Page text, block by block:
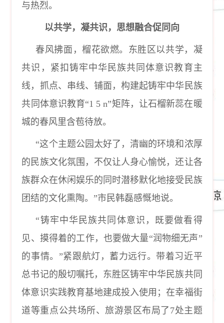
与热烈。
以共学，凝共识，思想融合促同向
春风拂面，榴花欲燃。东胜区以共学，凝
共识，紧扣铸牢中华民族共同体意识教育主
线，抓点、串线、铺面，构建起铸牢中华民族
共同体意识教育“1 5 n”矩阵，让石榴新蕊在暖
城的春风里含苞待放。
“这个主题公园太好了，清幽的环境和浓厚
的民族文化氛围，不仅让人身心愉悦，还让各
族群众在休闲娱乐的同时潜移默化地接受民族
团结的文化熏陶。”市民韩磊感慨地说。
“铸牢中华民族共同体意识，既要做看得
见、摸得着的工作，也要做大量“润物细无声”
的事情。”紧跟航灯，蓄力远行。带着习近平
总书记的殷切嘱托，东胜区铸牢中华民族共同
体意识实践教育基地建成投入使用；在幸福街
道等重点公共场所、旅游景区布局了7处主题